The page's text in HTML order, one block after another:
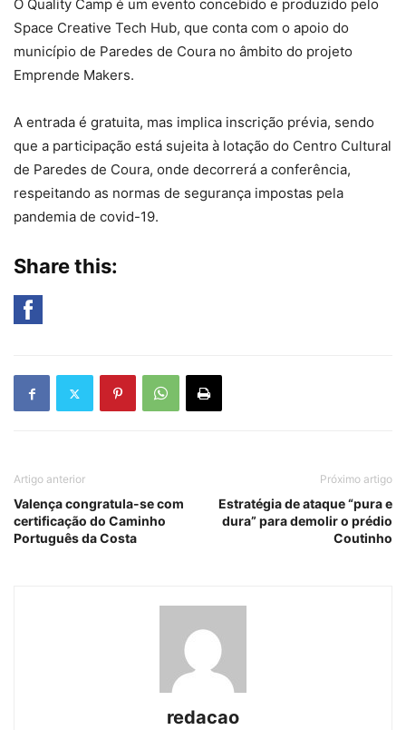
O Quality Camp é um evento concebido e produzido pelo
Space Creative Tech Hub, que conta com o apoio do
município de Paredes de Coura no âmbito do projeto
Emprende Makers.
A entrada é gratuita, mas implica inscrição prévia, sendo
que a participação está sujeita à lotação do Centro Cultural
de Paredes de Coura, onde decorrerá a conferência,
respeitando as normas de segurança impostas pela
pandemia de covid-19.
Share this:
Artigo anterior
Valença congratula-se com
certificação do Caminho
Português da Costa
Próximo artigo
Estratégia de ataque “pura e
dura” para demolir o prédio
Coutinho
redacao